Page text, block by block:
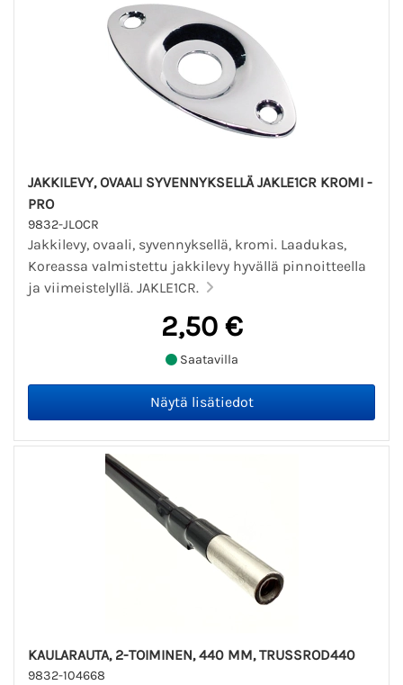
JAKKILEVY, OVAALI SYVENNYKSELLÄ JAKLE1CR KROMI -
PRO
9832-JLOCR
Jakkilevy, ovaali, syvennyksellä, kromi. Laadukas,
Koreassa valmistettu jakkilevy hyvällä pinnoitteella
ja viimeistelyllä. JAKLE1CR.
2,50 €
Saatavilla
KAULARAUTA, 2-TOIMINEN, 440 MM, TRUSSROD440
9832-104668